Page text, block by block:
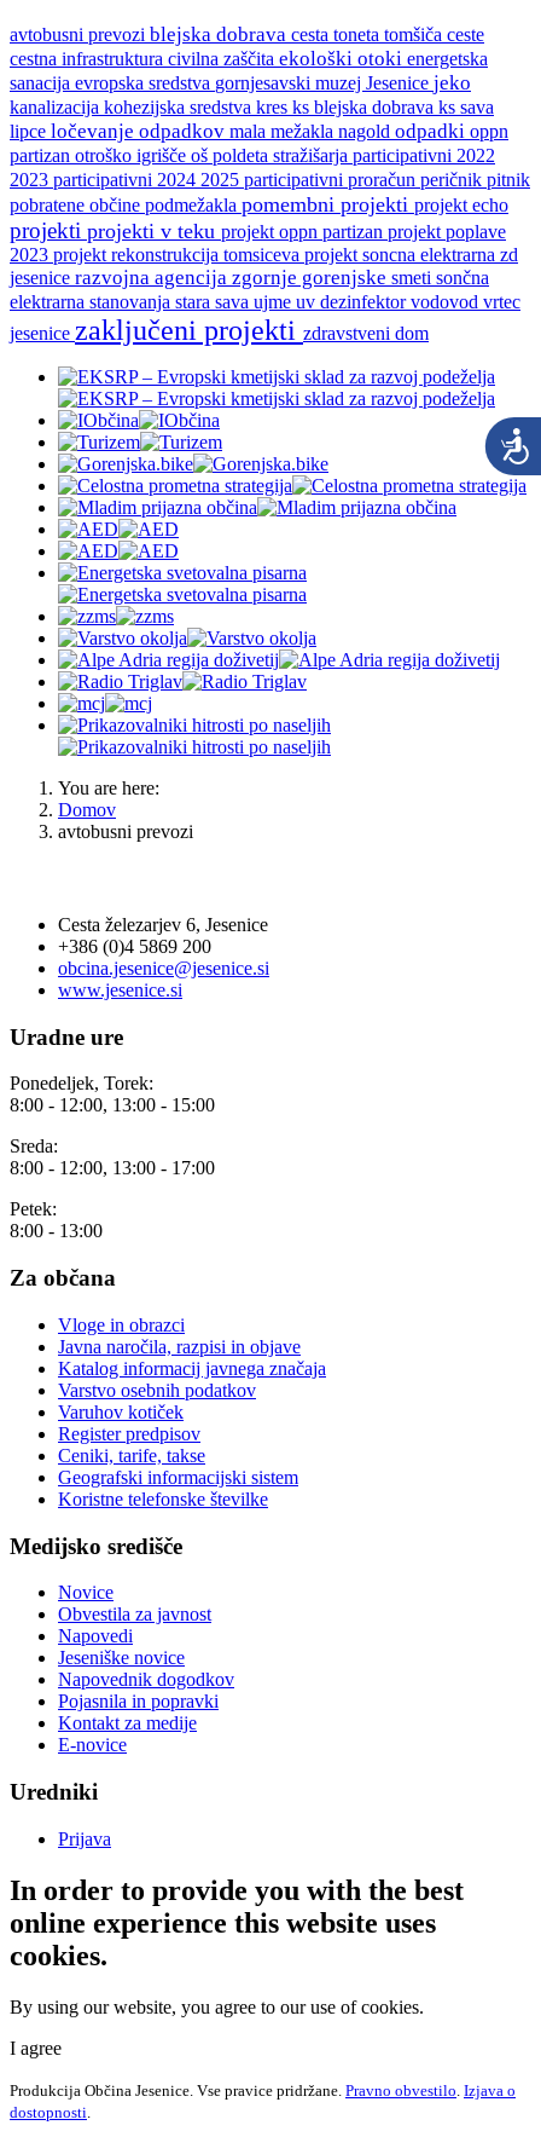
avtobusni prevozi blejska dobrava cesta toneta tomšiča ceste
cestna infrastruktura civilna zaščita ekološki otoki energetska
sanacija evropska sredstva gornjesavski muzej Jesenice jeko
kanalizacija kohezijska sredstva kres ks blejska dobrava ks sava
lipce ločevanje odpadkov mala mežakla nagold odpadki oppn
partizan otroško igrišče oš poldeta stražišarja participativni 2022
2023 participativni 2024 2025 participativni proračun peričnik pitnik
pobratene občine podmežakla pomembni projekti projekt echo
projekti projekti v teku projekt oppn partizan projekt poplave
2023 projekt rekonstrukcija tomsiceva projekt soncna elektrarna zd
jesenice razvojna agencija zgornje gorenjske smeti sončna
elektrarna stanovanja stara sava ujme uv dezinfektorvodovod vrtec
jesenice zaključeni projekti zdravstveni dom
You are here:
Domov
avtobusni prevozi
Cesta železarjev 6, Jesenice
+386 (0)4 5869 200
obcina.jesenice@jesenice.si
www.jesenice.si
Uradne ure
Ponedeljek, Torek:
8:00 - 12:00, 13:00 - 15:00
Sreda:
8:00 - 12:00, 13:00 - 17:00
Petek:
8:00 - 13:00
Za občana
Vloge in obrazci
Javna naročila, razpisi in objave
Katalog informacij javnega značaja
Varstvo osebnih podatkov
Varuhov kotiček
Register predpisov
Ceniki, tarife, takse
Geografski informacijski sistem
Koristne telefonske številke
Medijsko središče
Novice
Obvestila za javnost
Napovedi
Jeseniške novice
Napovednik dogodkov
Pojasnila in popravki
Kontakt za medije
E-novice
Uredniki
Prijava
In order to provide you with the best
online experience this website uses
cookies.
By using our website, you agree to our use of cookies.
I agree
Produkcija Občina Jesenice. Vse pravice pridržane. Pravno obvestilo Izjava o
dostopnosti